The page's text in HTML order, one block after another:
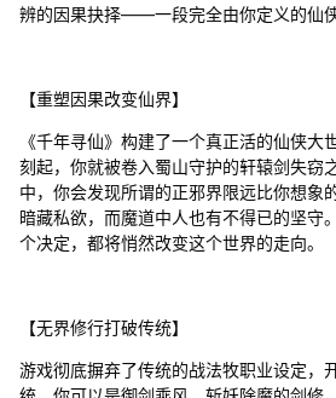
辨的因果抉择——一段完全由你定义的仙
【重塑因果改变仙界】
《千年寻仙》构建了一个真正活的仙侠大
刻起，你就被卷入蜀山守护的轩辕剑失窃
中，你会发现所谓的正邪界限远比你想
暗藏私欲，而魔道中人也有不得已的坚守
个决定，都将悄然改变这个世界的走向。
【无界修行打破传统】
游戏彻底摒弃了传统的战法牧职业设定，